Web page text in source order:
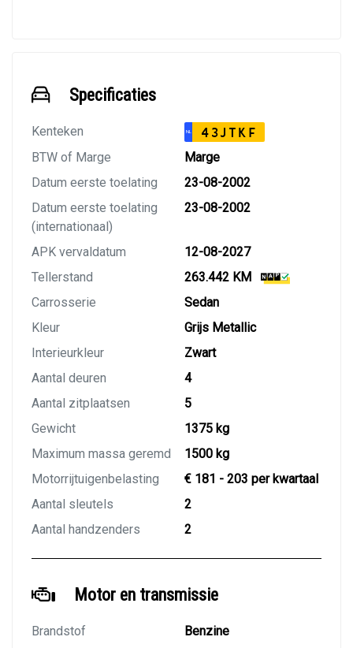
Specificaties
Kenteken NL 43JTKF
BTW of Marge
Marge
Datum eerste toelating
23-08-2002
Datum eerste toelating
(internationaal)
23-08-2002
APK vervaldatum
12-08-2027
Tellerstand
263.442 KM
Carrosserie
Sedan
Kleur
Grijs Metallic
Interieurkleur
Zwart
Aantal deuren
4
Aantal zitplaatsen
5
Gewicht
1375 kg
Maximum massa geremd
1500 kg
Motorrijtuigenbelasting
€ 181 - 203 per kwartaal
Aantal sleutels
2
Aantal handzenders
2
Motor en transmissie
Brandstof
Benzine